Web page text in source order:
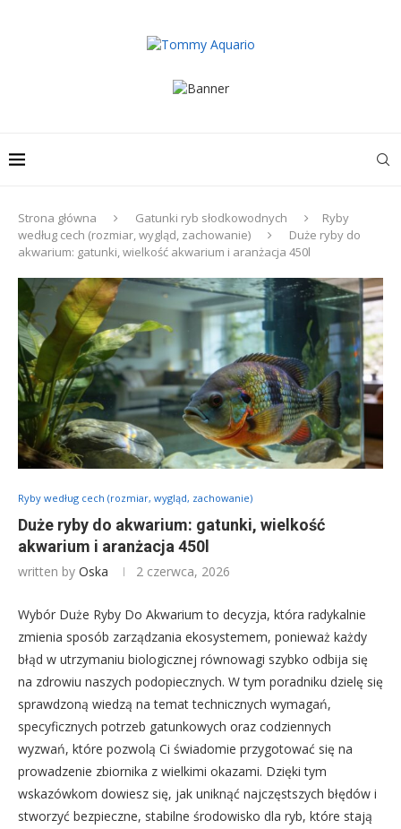
Strona główna Gatunki ryb słodkowodnych
Ryby
według cech (rozmiar, wygląd, zachowanie)
Duże ryby do
akwarium: gatunki, wielkość akwarium i aranżacja 450l
Ryby według cech (rozmiar, wygląd, zachowanie)
Duże ryby do akwarium: gatunki, wielkość
akwarium i aranżacja 450l
written by Oska 2 czerwca, 2026
Wybór Duże Ryby Do Akwarium to decyzja, która radykalnie
zmienia sposób zarządzania ekosystemem, ponieważ każdy
błąd w utrzymaniu biologicznej równowagi szybko odbija się
na zdrowiu naszych podopiecznych. W tym poradniku dzielę się
sprawdzoną wiedzą na temat technicznych wymagań,
specyficznych potrzeb gatunkowych oraz codziennych
wyzwań, które pozwolą Ci świadomie przygotować się na
prowadzenie zbiornika z wielkimi okazami. Dzięki tym
wskazówkom dowiesz się, jak uniknąć najczęstszych błędów i
stworzyć bezpieczne, stabilne środowisko dla ryb, które stają